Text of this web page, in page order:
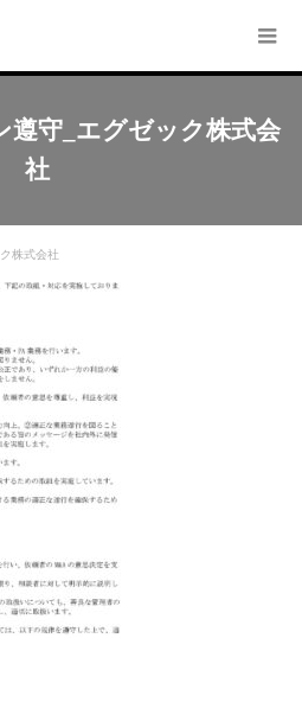
守_エグゼック株式会
社
株式会社